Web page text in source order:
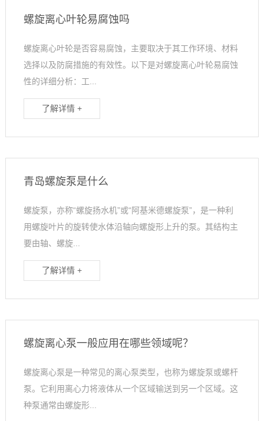
螺旋离心叶轮易腐蚀吗
螺旋离心叶轮是否容易腐蚀，主要取决于其工作环境、材料
选择以及防腐措施的有效性。以下是对螺旋离心叶轮易腐蚀
性的详细分析：工...
了解详情 +
青岛螺旋泵是什么
螺旋泵，亦称“螺旋扬水机”或“阿基米德螺旋泵”，是一种利
用螺旋叶片的旋转使水体沿轴向螺旋形上升的泵。其结构主
要由轴、螺旋...
了解详情 +
螺旋离心泵一般应用在哪些领域呢？
螺旋离心泵是一种常见的离心泵类型，也称为螺旋泵或螺杆
泵。它利用离心力将液体从一个区域输送到另一个区域。这
种泵通常由螺旋形...